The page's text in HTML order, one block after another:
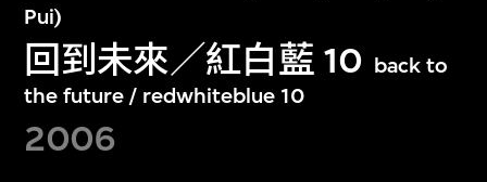
Pui)
回到未來／紅白藍 10 back to
the future / redwhiteblue 10
2006